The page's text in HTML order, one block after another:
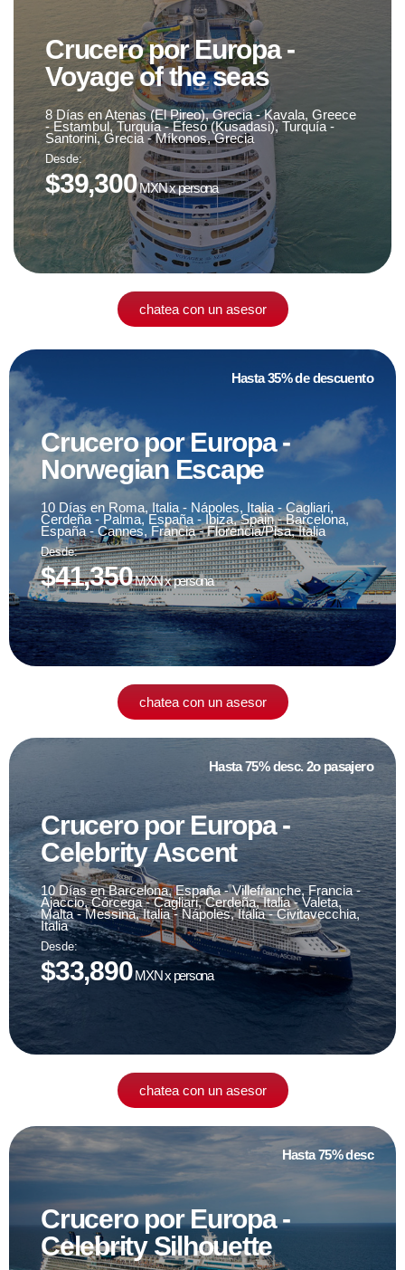
Crucero por Europa -
Voyage of the seas
8 Días en Atenas (El Pireo), Grecia - Kavala, Greece
- Estambul, Turquía - Éfeso (Kusadasi), Turquía -
Santorini, Grecia - Míkonos, Grecia
Desde:
$39,300MXN x persona
Fecha de viaje
19 de agosto '24
sujeto a disponibilidad
chatea con un asesor
Crucero por Europa -
Norwegian Escape
Hasta 35% de descuento
10 Días en Roma, Italia - Nápoles, Italia - Cagliari,
Cerdeña - Palma, España - Ibiza, Spain - Barcelona,
España - Cannes, Francia - Florencia/Pisa, Italia
Desde:
$41,350MXN x persona
Fecha de viaje
05 de septiembre '24
sujeto a disponibilidad
chatea con un asesor
Crucero por Europa -
Celebrity Ascent
Hasta 75% desc. 2o pasajero
10 Días en Barcelona, España - Villefranche, Francia -
Ajaccio, Córcega - Cagliari, Cerdeña, Italia - Valeta,
Malta - Messina, Italia - Nápoles, Italia - Civitavecchia,
Italia
Desde:
$33,890MXN x persona
Fecha de viaje
05 de octubre '24
sujeto a disponibilidad
chatea con un asesor
Crucero por Europa -
Celebrity Silhouette
Hasta 75% desc
Fecha de viaje